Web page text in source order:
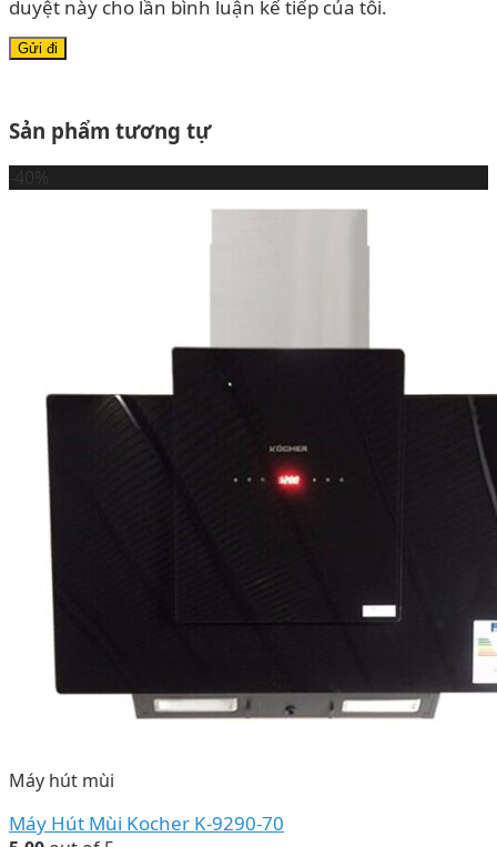
duyệt này cho lần bình luận kế tiếp của tôi.
Sản phẩm tương tự
Máy hút mùi
Máy Hút Mùi Kocher K-9290-70